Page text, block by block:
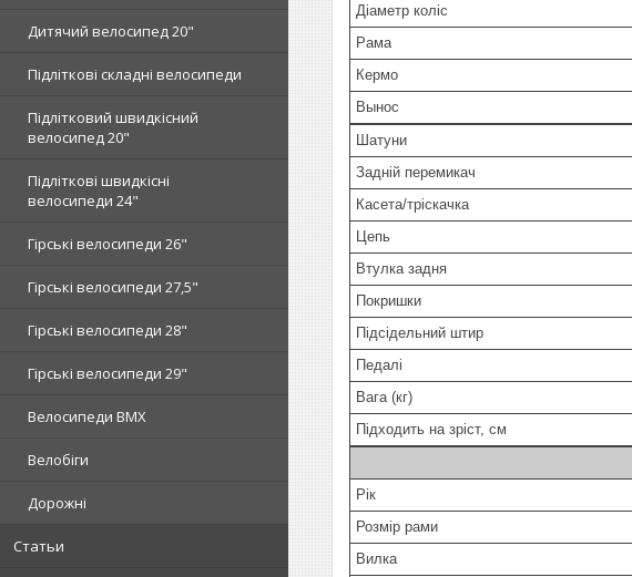
Дитячий велосипед 20"
Підліткові складні велосипеди
Підлітковий швидкісний
велосипед 20"
Підліткові швидкісні
велосипеди 24"
Гірські велосипеди 26"
Гірські велосипеди 27,5"
Гірські велосипеди 28"
Гірські велосипеди 29"
Велосипеди BMX
Велобіги
Дорожні
Статьи
Діаметр коліс
Рама
Кермо
Вынос
Шатуни
Задній перемикач
Касета/тріскачка
Цепь
Втулка задня
Покришки
Підсідельний штир
Педалі
Вага (кг)
Підходить на зріст, см
Рік
Розмір рами
Вилка